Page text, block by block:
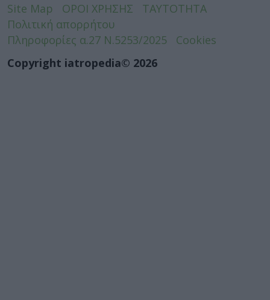
Site Map ΟΡΟΙ ΧΡΗΣΗΣ
ΤΑΥΤΟΤΗΤΑ
Πολιτική απορρήτου
Πληροφορίες α.27 Ν.5253/2025
Cookies
Copyright iatropedia© 2026